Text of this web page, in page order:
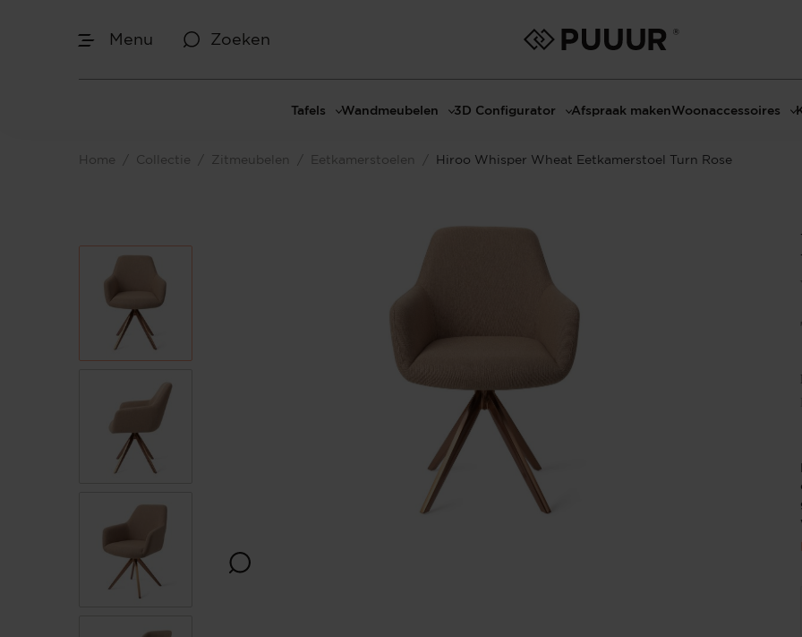
Menu Zoeken
Tafels Wandmeubelen
TV-wandmeubels
Make-up tafels
3D Configurator
3D TV-Paneel configurator
Afspraak makenWoonaccessoires
Home / Collectie / Zitmeubelen / Eetkamerstoelen / Hiroo Whisper Wheat Eetkamerstoel Turn Rose